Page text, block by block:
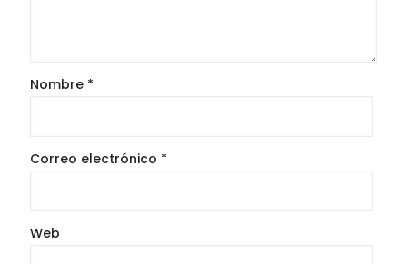
Nombre *
Correo electrónico *
Web